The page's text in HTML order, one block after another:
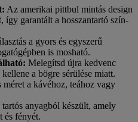
: Az amerikai pittbul mintás design
így garantált a hosszantartó szín-
a gyors és egyszerű
is mosható.
: Melegítsd újra kedvenc
a bögre sérülése miatt.
a kávéhoz, teához vagy
anyagból készült, amely
és fényét.